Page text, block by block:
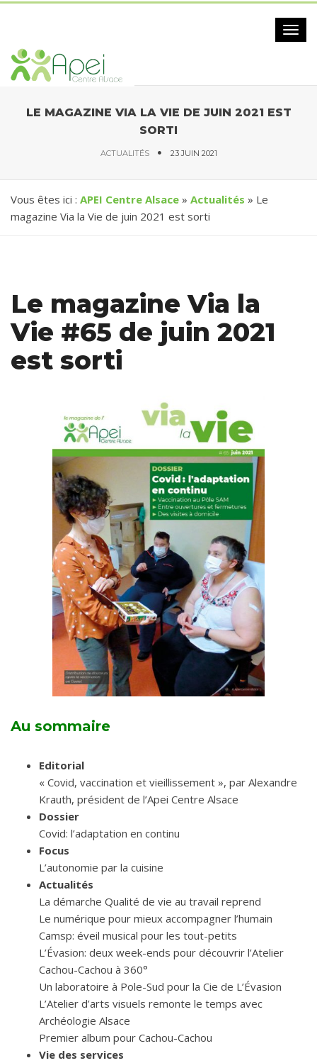
LE MAGAZINE VIA LA VIE DE JUIN 2021 EST
SORTI
ACTUALITÉS 23 JUIN 2021
Vous êtes ici : APEI Centre Alsace » Actualités » Le
magazine Via la Vie de juin 2021 est sorti
Le magazine Via la
Vie #65 de juin 2021
est sorti
Au sommaire
Editorial
« Covid, vaccination et vieillissement », par Alexandre
Krauth, président de l’Apei Centre Alsace
Dossier
Covid: l’adaptation en continu
Focus
L’autonomie par la cuisine
Actualités
La démarche Qualité de vie au travail reprend
Le numérique pour mieux accompagner l’humain
Camsp: éveil musical pour les tout-petits
L’Évasion: deux week-ends pour découvrir l’Atelier
Cachou-Cachou à 360°
Un laboratoire à Pole-Sud pour la Cie de L’Évasion
L’Atelier d’arts visuels remonte le temps avec
Archéologie Alsace
Premier album pour Cachou-Cachou
Vie des services